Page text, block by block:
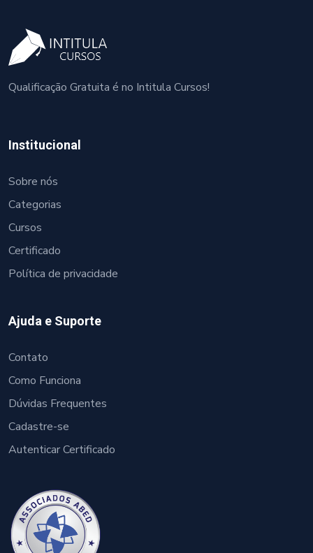
Qualificação Gratuita é no Intitula Cursos!
Institucional
Sobre nós
Categorias
Cursos
Certificado
Política de privacidade
Ajuda e Suporte
Contato
Como Funciona
Dúvidas Frequentes
Cadastre-se
Autenticar Certificado